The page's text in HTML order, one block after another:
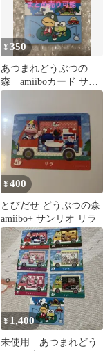
¥350
あつまれどうぶつの
森 amiiboカード サン
リオコラボ リラ キ
¥400
とびだせ どうぶつの森
amiibo+ サンリオ リラ
¥ 1,400
未使用 あつまれどう